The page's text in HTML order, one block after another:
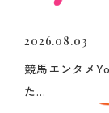
2026.08.03
競馬エンタメ
た...